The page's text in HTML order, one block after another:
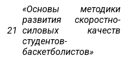
21
«Основы методики
развития скоростно-
силовых качеств
студентов-
баскетболистов»